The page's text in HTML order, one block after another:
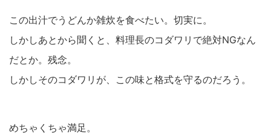
この出汁でうどんか雑炊を食べたい。切実に。
しかしあとから聞くと、料理長のコダワリで絶対NGなん
だとか。残念。
しかしそのコダワリが、この味と格式を守るのだろう。
めちゃくちゃ満足。